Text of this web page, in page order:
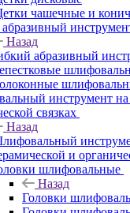
чашечные и
Назад
абразивный
инструмент на
связках
Назад
и
шлифовальные
Назад
Головки